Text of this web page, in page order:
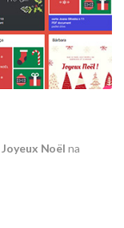
Joyeux Noël na